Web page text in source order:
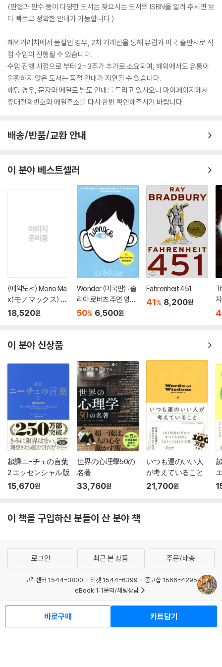
(판형과 판수 등이 다양한 도서는 찾으시는 도서의 ISBN을 알려 주시면 보
다 빠르고 정확한 안내가 가능합니다.)
해외거래처에서 품절인 경우, 2차 거래선을 통해 유럽과 미국 출판사로 직
접 수입이 진행될 수 있습니다.
수입 진행 시점으로 부터 2~3주가 추가로 소요되며, 해외에서도 유통이
원활하지 않은 도서는 품절 안내가 지연될 수 있습니다.
해당 경우, 문자와 메일로 별도 안내를 드리고 있사오니 마이페이지에서
휴대전화번호와 메일주소를 다시 한번 확인해주시기 바랍니다.
배송/반품/교환 안내
이 분야 베스트셀러
(예약도서) Mono Ma
x(モノマックス) 20
26年10月號
18,520원
Wonder (미국판) : 줄
리아 로버츠 주연 영화
'원더' 원작 소설
50% 6,500원
Fahrenheit 451
41% 8,200원
자
이 분야 신상품
超譯ニ-チェの言葉
2 エッセンシャル版
15,670원
世界の心理學50の
名著
33,760원
いつも運のいい人
が考えていること
21,700원
이 책을 구입하신 분들이 산 분야 책
바로구매 카트담기
로그인 최근 본 상품 주문/배송
고객센터 1544-3800 티켓 1544-6399
중고샵 1566-4295
eBook 1:1문의/채팅상담
예스이십사(주) 사업자 정보
이용약관
청소년보호정책
PC버전
회사소개
거래처관계자께